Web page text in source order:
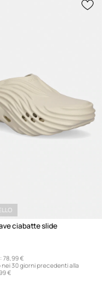
ciabatte slide
78,99 €
nei 30 giorni precedenti alla
€